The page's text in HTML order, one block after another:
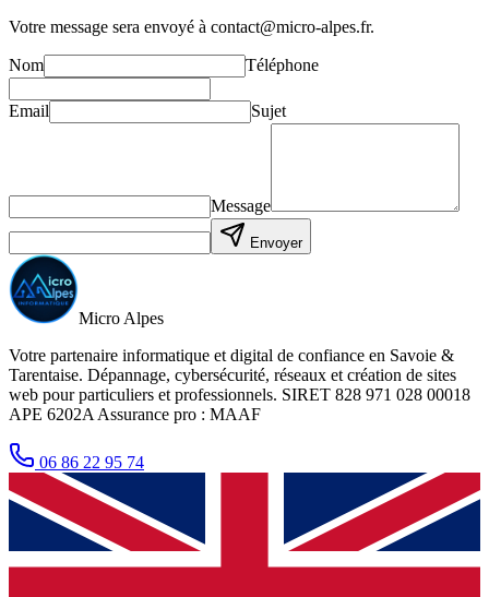
Votre message sera envoyé à contact@micro-alpes.fr.
Nom Téléphone
Email Sujet
Message
Envoyer
Micro Alpes
Votre partenaire informatique et digital de confiance en Savoie &
Tarentaise. Dépannage, cybersécurité, réseaux et création de sites
web pour particuliers et professionnels. SIRET 828 971 028 00018
APE 6202A Assurance pro : MAAF
06 86 22 95 74